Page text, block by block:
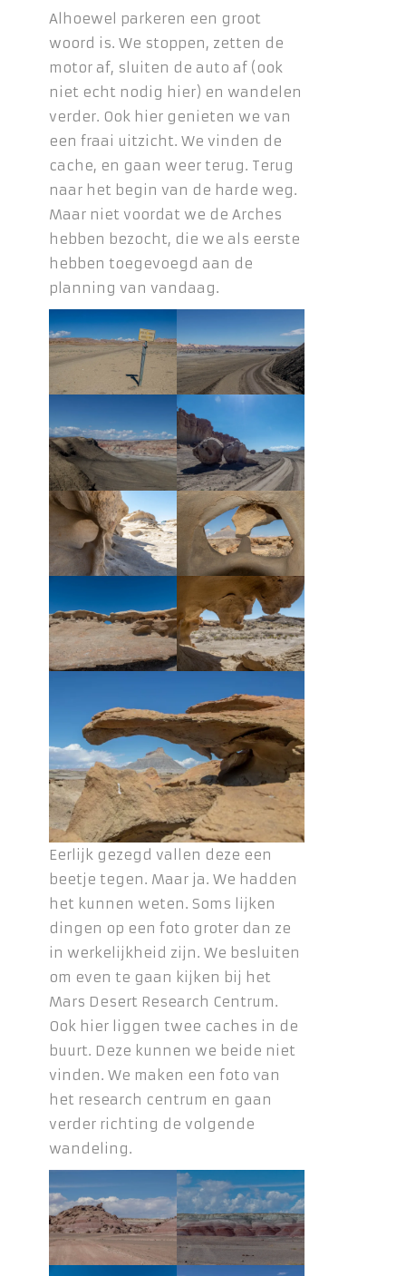
Alhoewel parkeren een groot
woord is. We stoppen, zetten de
motor af, sluiten de auto af (ook
niet echt nodig hier) en wandelen
verder. Ook hier genieten we van
een fraai uitzicht. We vinden de
cache, en gaan weer terug. Terug
naar het begin van de harde weg.
Maar niet voordat we de Arches
hebben bezocht, die we als eerste
hebben toegevoegd aan de
planning van vandaag.
Eerlijk gezegd vallen deze een
beetje tegen. Maar ja. We hadden
het kunnen weten. Soms lijken
dingen op een foto groter dan ze
in werkelijkheid zijn. We besluiten
om even te gaan kijken bij het
Mars Desert Research Centrum.
Ook hier liggen twee caches in de
buurt. Deze kunnen we beide niet
vinden. We maken een foto van
het research centrum en gaan
verder richting de volgende
wandeling.